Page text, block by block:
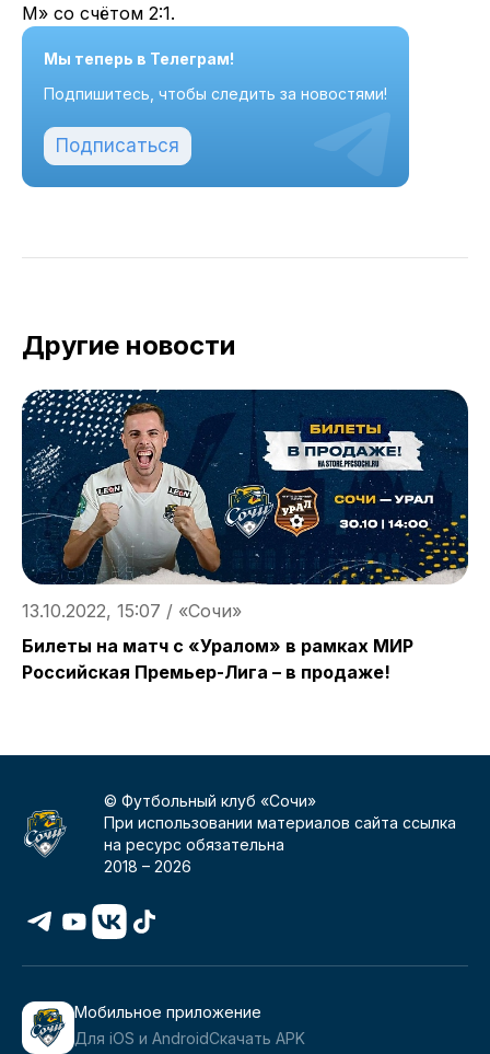
М» со счётом 2:1.
Мы теперь в Телеграм!
Подпишитесь, чтобы следить за новостями!
Подписаться
Другие новости
13.10.2022, 15:07 / «Сочи»
Билеты на матч с «Уралом» в рамках МИР
Российская Премьер-Лига – в продаже!
© Футбольный клуб «Сочи»
При использовании материалов сайта ссылка
на ресурс обязательна
2018 –2026
Мобильное приложение
Для iOS и AndroidСкачать APK